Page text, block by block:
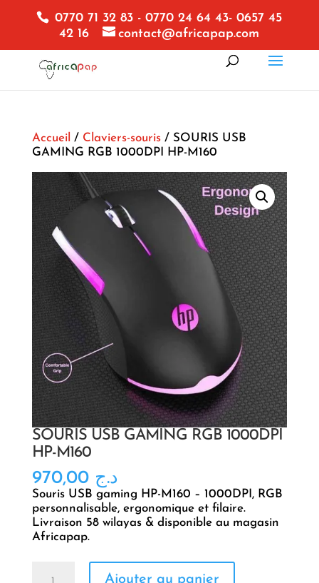
0770 71 32 83 - 0770 24 64 43- 0657 45
42 16
contact@africapap.com
Accueil / Claviers-souris/ SOURIS USB
GAMING RGB 1000DPI HP-M160
SOURIS USB GAMING RGB 1000DPI
HP-M160
د.ج 970,00
Souris USB gaming HP-M160 – 1000DPI, RGB
personnalisable, ergonomique et filaire.
Livraison 58 wilayas & disponible au magasin
Africapap.
Ajouter au panier